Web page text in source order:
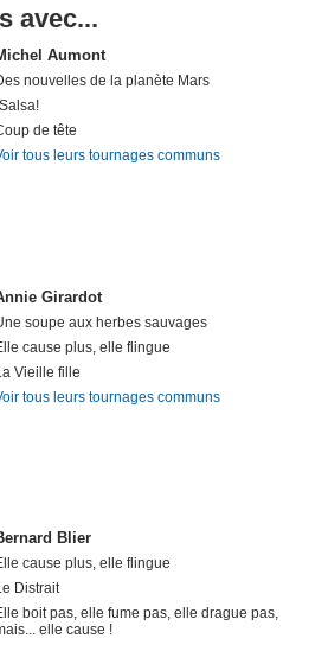
avec...
Aumont
nouvelles de la planète Mars
de tête
tous leurs tournages communs
Girardot
soupe aux herbes sauvages
cause plus, elle flingue
Vieille fille
tous leurs tournages communs
Blier
cause plus, elle flingue
Distrait
boit pas, elle fume pas, elle drague pas,
elle cause !